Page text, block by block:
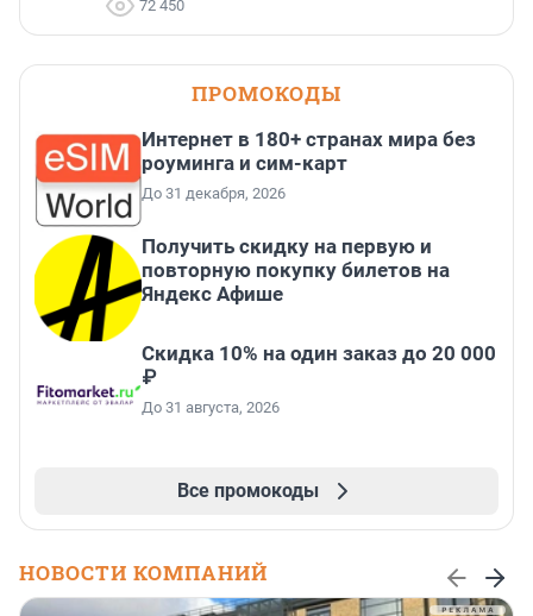
72 450
ПРОМОКОДЫ
Интернет в 180+ странах мира без
роуминга и сим-карт
До 31 декабря, 2026
Получить скидку на первую и
повторную покупку билетов на
Яндекс Афише
Скидка 10% на один заказ до 20 000
₽
До 31 августа, 2026
Все промокоды
НОВОСТИ КОМПАНИЙ